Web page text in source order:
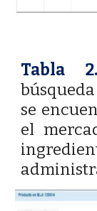
Tabla 2.
se
el